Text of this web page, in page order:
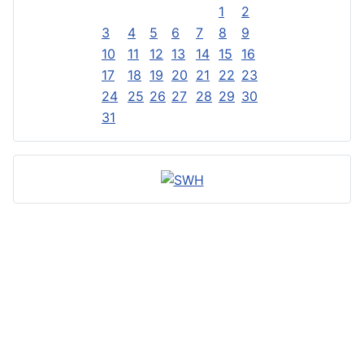
1
2
3
4 5 6 7 8
9
10
11 12 13 14 15
16
17
18 19 20 21 22 23
24
25 26 27 28 29 30
31